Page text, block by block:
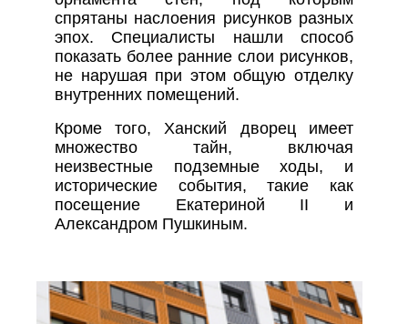
спрятаны наслоения рисунков разных
эпох. Специалисты нашли способ
показать более ранние слои рисунков,
не нарушая при этом общую отделку
внутренних помещений.
Кроме того, Ханский дворец имеет
множество тайн, включая
неизвестные подземные ходы, и
исторические события, такие как
посещение Екатериной II и
Александром Пушкиным.